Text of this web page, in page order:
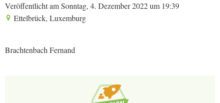
Veröffentlicht am Sonntag, 4. Dezember 2022 um 19:39
Ettelbrück, Luxemburg
Brachtenbach Fernand